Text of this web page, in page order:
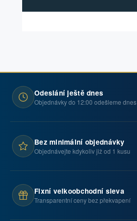
Odeslání ještě dnes
Objednávky do 12:00 odešleme dnes
Bez minimální objednávky
Objednávejte kdykoliv již od 1 kusu
Fixní velkoobchodní sleva
Transparentní ceny bez překvapení